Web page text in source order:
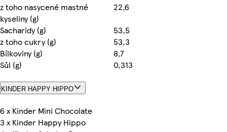
z toho nasycené mastné
kyseliny (g)
22,6
Sacharidy (g)
53,5
z toho cukry (g)
53,3
Bílkoviny (g)
8,7
Sůl (g)
0,313
KINDER HAPPY HIPPO
6 x Kinder Mini Chocolate
3 x Kinder Happy Hippo